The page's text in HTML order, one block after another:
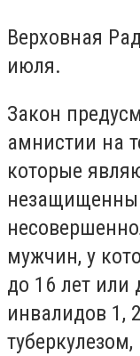
Верховная
июля.
Закон
амнистии на
которые
мужчин, у
до 16 лет или
инвалидов 1,